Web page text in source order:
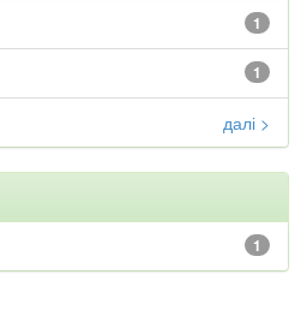
1
1
далі >
1